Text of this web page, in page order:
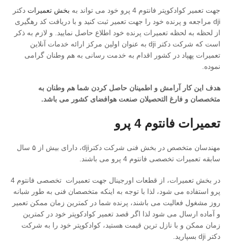
جهت تعمیر کوادکوپتر فانتوم 4 پرو خود می تواند به بخش تعمیرات دکتر
dji مراجعه و پرنده خود را جهت تعمیر ثبت کنید و با دریافت کد رهگیری
از لحظه به لحظه تعمیرات پرنده خود اطلاع حاصل نمایید. و لازم به ذکر
است که شرکت دکتر dji به عنوان اولین مرکز ارائه خدمات آنلاین
تعمیرات پهپاد در کشور اقدام به خدمت رسانی به هم وطنان گرامی
نموده.
هدف این کار آرامش و اطمینان حاصل کردن شما هم وطنان به
متخصصان و فارغ التحصیلان صنعت هوافضای کشور می باشد.
تعمیرات فانتوم 4 پرو
مهندسان متخصص در بخش فنی شرکت دکترdji، دارای بیش از ۵ سال
سابقه تعمیرات تخصصی فانتوم 4 پرو می باشند.
در بخش تعمیرات، از قطعات اورجینال جهت تعمیرات تخصصی فانتوم 4
پرو استفاده می شود، لذا با توجه به اینکه متخصصان فنی به طور شبانه
روز مشغول فعالیت می باشند، پرنده شما در کمترین زمان ممکن تعمیر
و آماده ارسال می شود لذا اگر قصد تعمیر کوادکوپتر خود در کمترین
زمان ممکن و با نازل ترین قیمت هستید، کوادکوپتر خود را به شرکت
دکتر dji بسپارید.